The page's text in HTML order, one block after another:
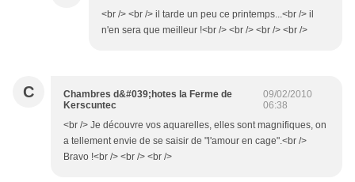
<br /> <br /> il tarde un peu ce printemps...<br /> il
n'en sera que meilleur !<br /> <br /> <br /> <br />
C
Chambres d&#039;hotes la Ferme de
Kerscuntec
09/02/2010
06:38
<br /> Je découvre vos aquarelles, elles sont magnifiques, on
a tellement envie de se saisir de "l'amour en cage".<br />
Bravo !<br /> <br /> <br />